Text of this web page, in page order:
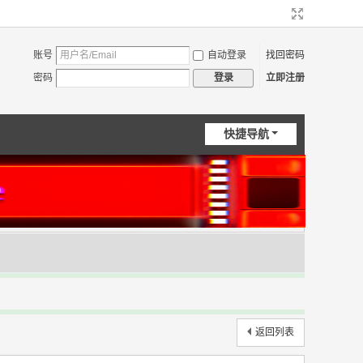
账号 自动登录
找回密码
密码
登录 立即注册
快捷导航
返回列表